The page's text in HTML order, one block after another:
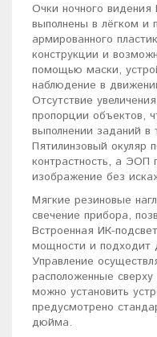
Очки ночного видения
выполнены в лёгком и
армированного
конструкции и
помощью маски,
наблюдение в
Отсутствие
пропорции объектов,
выполнении заданий в
Пятилинзовый окуляр
контрастность, а ЭОП
изображение без
Мягкие резиновые
свечение прибора,
Встроенная ИК-
мощности и подходит
Управление
расположенные
можно установить
предусмотрено
дюйма.